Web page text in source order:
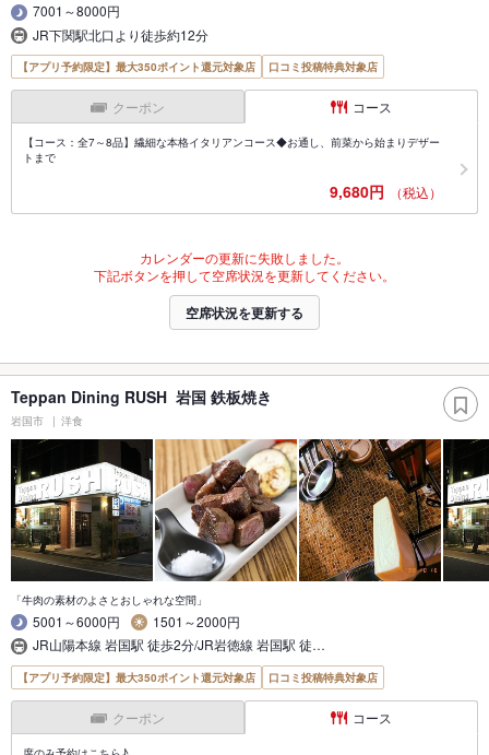
7001～8000円
JR下関駅北口より徒歩約12分
【アプリ予約限定】最大350ポイント還元対象店 口コミ投稿特典対象店
クーポン コース
【コース：全7～8品】繊細な本格イタリアンコース◆お通し、前菜から始まりデザー
トまで
9,680円 （税込）
カレンダーの更新に失敗しました。
下記ボタンを押して空席状況を更新してください。
空席状況を更新する
Teppan Dining RUSH 岩国 鉄板焼き
岩国市 洋食
「牛肉の素材のよさとおしゃれな空間」
5001～6000円
1501～2000円
JR山陽本線 岩国駅 徒歩2分/JR岩徳線 岩国駅 徒…
【アプリ予約限定】最大350ポイント還元対象店 口コミ投稿特典対象店
クーポン コース